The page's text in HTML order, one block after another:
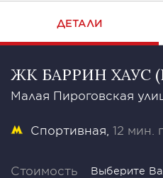
ДЕТАЛИ
ЖК БАРРИН ХАУС
Малая Пироговская
Спортивная 12 мин.
Стоимость Выберите